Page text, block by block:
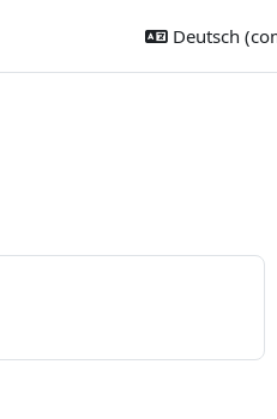
Deutsch